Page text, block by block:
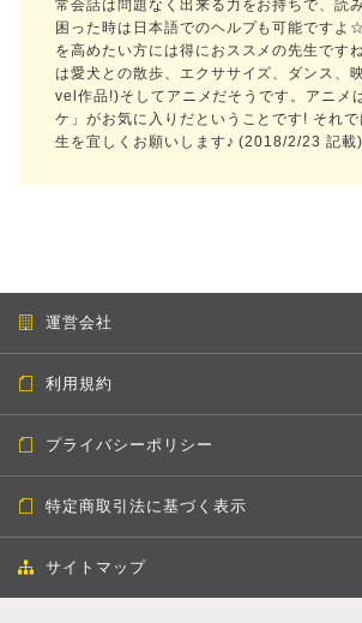
常会話は問題なく出来る力をお持ちで、読
困った時は日本語でのヘルプも可能ですよ
を高めたい方には得におススメの先生です
は愛犬との散歩、エクササイズ、ダンス、
vel作品!)そしてアニメだそうです。アニメ
ケ」がお気に入りだということです! それ
生を宜しくお願いします♪ (2018/2/23 記載)
運営会社
利用規約
プライバシーポリシー
特定商取引法に基づく表示
サイトマップ